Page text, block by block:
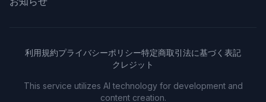
利用規約プライバシーポリシー特定商取引法に基づく表記
クレジット
This service utilizes AI technology for development and
content creation.